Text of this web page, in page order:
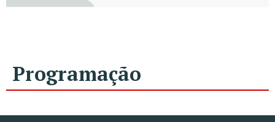
Programação